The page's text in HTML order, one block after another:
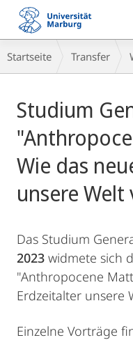
Mobile-
Navigation
Breadcrumb-
Navigation
Startseite Transfer
Studium
Wie das
unsere
Das Studium
2023 widmete sich
"Anthropocene
Erdzeitalter unsere
Einzelne Vorträge